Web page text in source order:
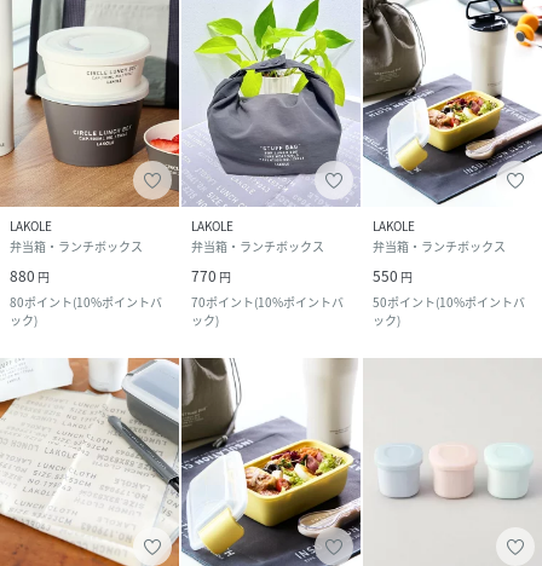
LAKOLE
弁当箱・ランチボックス
880 円
80ポイント(10%ポイントバ
ック)
LAKOLE
弁当箱・ランチボックス
770 円
70ポイント(10%ポイントバ
ック)
LAKOLE
弁当箱・ランチボックス
550 円
50ポイント(10%ポイントバ
ック)